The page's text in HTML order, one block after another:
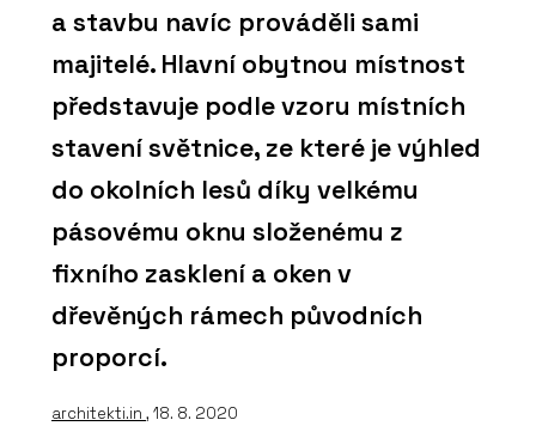
a stavbu navíc prováděli sami
majitelé. Hlavní obytnou místnost
představuje podle vzoru místních
stavení světnice, ze které je výhled
do okolních lesů díky velkému
pásovému oknu složenému z
fixního zasklení a oken v
dřevěných rámech původních
proporcí.
architekti.in , 18. 8. 2020